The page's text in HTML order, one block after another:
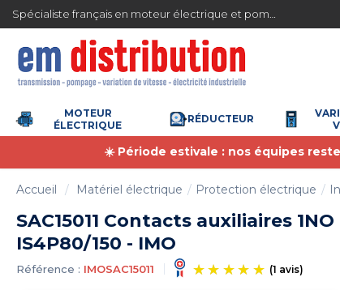
4.7/5 (6367 avis)
MOTEUR
ÉLECTRIQUE
RÉDUCTEUR
☀️ Période estivale : nos équipes
Accueil Matériel électrique Protection électrique
SAC15011 Contacts auxiliaires
IS4P80/150 - IMO
Référence : IMOSAC15011
Gestion des cookies